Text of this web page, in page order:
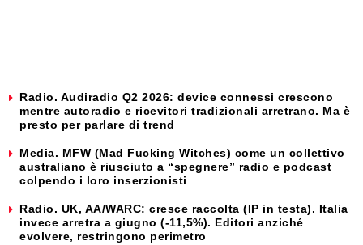
Radio. Audiradio Q2 2026: device connessi crescono
mentre autoradio e ricevitori tradizionali arretrano. Ma è
presto per parlare di trend
Media. MFW (Mad Fucking Witches) come un collettivo
australiano è riusciuto a “spegnere” radio e podcast
colpendo i loro inserzionisti
Radio. UK, AA/WARC: cresce raccolta (IP in testa). Italia
invece arretra a giugno (-11,5%). Editori anziché
evolvere, restringono perimetro